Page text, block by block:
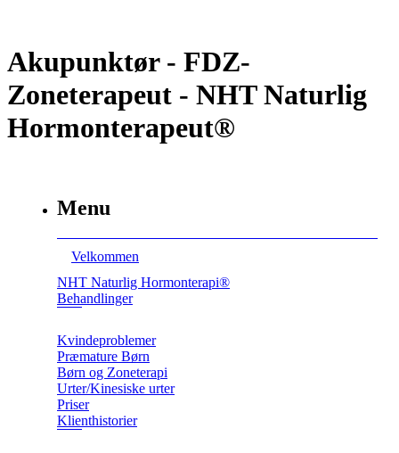
Akupunktør - FDZ-
Zoneterapeut - NHT Naturlig
Hormonterapeut®
Menu
Velkommen
NHT Naturlig Hormonterapi®
Behandlinger
Kvindeproblemer
Præmature Børn
Børn og Zoneterapi
Urter/Kinesiske urter
Priser
Klienthistorier